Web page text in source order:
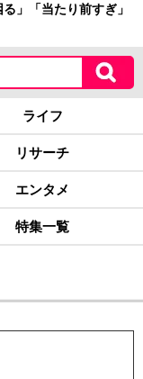
」「当たり前すぎ」
ライフ
リサーチ
エンタメ
特集一覧